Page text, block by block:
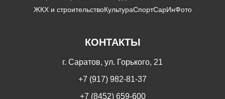
ЖКХ и строительствоКультураСпортСарИнФото
КОНТАКТЫ
г. Саратов, ул. Горького, 21
+7 (917) 982-81-37
+7 (8452) 659-600